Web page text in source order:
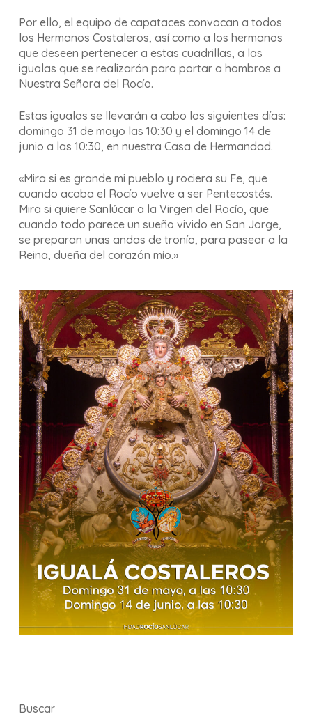
Por ello, el equipo de capataces convocan a todos
los Hermanos Costaleros, así como a los hermanos
que deseen pertenecer a estas cuadrillas, a las
igualas que se realizarán para portar a hombros a
Nuestra Señora del Rocío.
Estas igualas se llevarán a cabo los siguientes días:
domingo 31 de mayo las 10:30 y el domingo 14 de
junio a las 10:30, en nuestra Casa de Hermandad.
«Mira si es grande mi pueblo y rociera su Fe, que
cuando acaba el Rocío vuelve a ser Pentecostés.
Mira si quiere Sanlúcar a la Virgen del Rocío, que
cuando todo parece un sueño vivido en San Jorge,
se preparan unas andas de tronío, para pasear a la
Reina, dueña del corazón mío.»
Buscar